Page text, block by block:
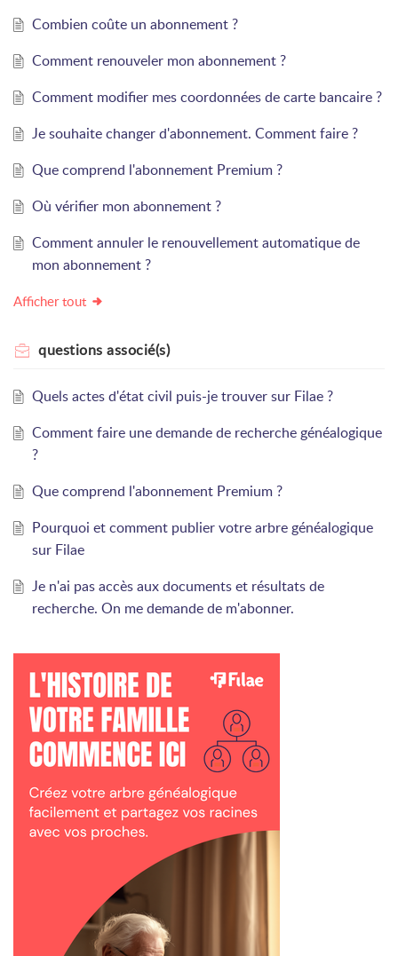
Combien coûte un abonnement ?
Comment renouveler mon abonnement ?
Comment modifier mes coordonnées de carte bancaire ?
Je souhaite changer d'abonnement. Comment faire ?
Que comprend l'abonnement Premium ?
Où vérifier mon abonnement ?
Comment annuler le renouvellement automatique de
mon abonnement ?
Afficher tout
questions associé(s)
Quels actes d'état civil puis-je trouver sur Filae ?
Comment faire une demande de recherche généalogique
?
Que comprend l'abonnement Premium ?
Pourquoi et comment publier votre arbre généalogique
sur Filae
Je n'ai pas accès aux documents et résultats de
recherche. On me demande de m'abonner.